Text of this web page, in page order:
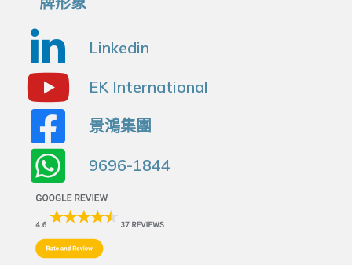
Linkedin
EK International
景鴻集團
9696-1844